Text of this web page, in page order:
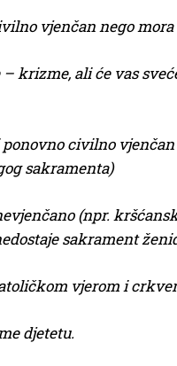
vjenčan nego
– krizme, ali će vas
civilno
sakramenta)
(npr.
sakrament
vjerom i
djetetu.